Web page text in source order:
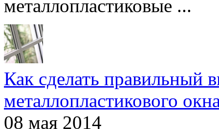
металлопластиковые ...
Как сделать правильный
металлопластикового
08 мая 2014